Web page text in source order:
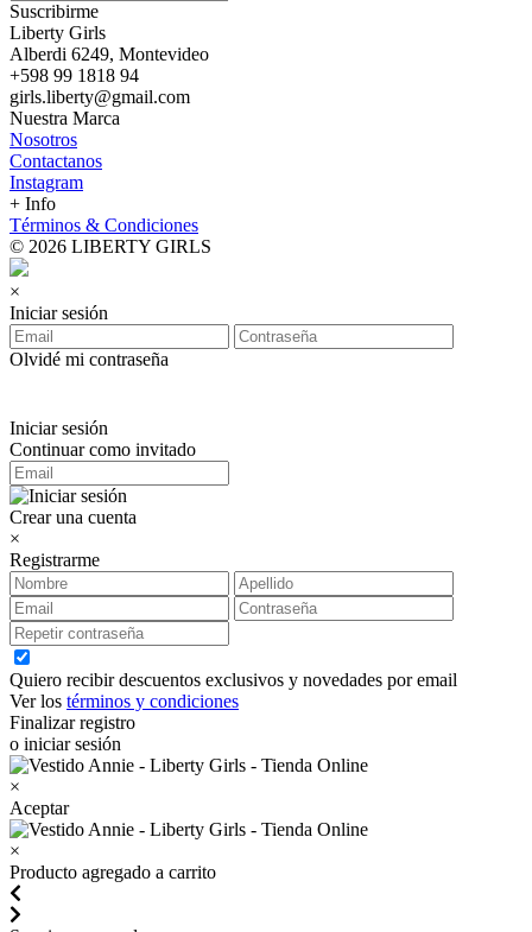
Suscribirme
Liberty Girls
Alberdi 6249, Montevideo
+598 99 1818 94
girls.liberty@gmail.com
Nuestra Marca
Nosotros
Contactanos
Instagram
+ Info
Términos & Condiciones
© 2026 LIBERTY GIRLS
×
Iniciar sesión
Olvidé mi contraseña
Iniciar sesión
Continuar como invitado
Crear una cuenta
×
Registrarme
Quiero recibir descuentos exclusivos y novedades por email
Ver los términos y condiciones
Finalizar registro
o iniciar sesión
×
Aceptar
×
Producto agregado a carrito